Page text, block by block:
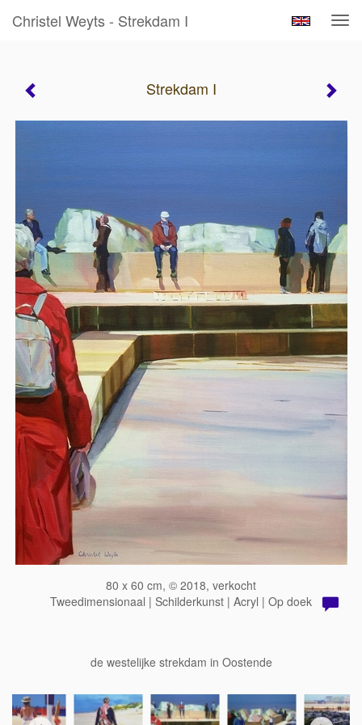
Christel Weyts - Strekdam I
Strekdam I
80 x 60 cm, © 2018, verkocht
Tweedimensionaal | Schilderkunst | Acryl | Op doek
de westelijke strekdam in Oostende